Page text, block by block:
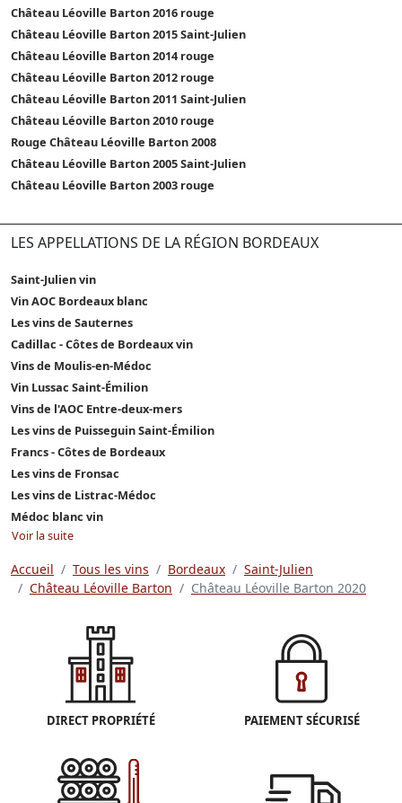
Château Léoville Barton 2016 rouge
Château Léoville Barton 2015 Saint-Julien
Château Léoville Barton 2014 rouge
Château Léoville Barton 2012 rouge
Château Léoville Barton 2011 Saint-Julien
Château Léoville Barton 2010 rouge
Rouge Château Léoville Barton 2008
Château Léoville Barton 2005 Saint-Julien
Château Léoville Barton 2003 rouge
LES APPELLATIONS DE LA RÉGION BORDEAUX
Saint-Julien vin
Vin AOC Bordeaux blanc
Les vins de Sauternes
Cadillac - Côtes de Bordeaux vin
Vins de Moulis-en-Médoc
Vin Lussac Saint-Émilion
Vins de l'AOC Entre-deux-mers
Les vins de Puisseguin Saint-Émilion
Francs - Côtes de Bordeaux
Les vins de Fronsac
Les vins de Listrac-Médoc
Médoc blanc vin
Voir la suite
Accueil Tous les vins Bordeaux
Saint-Julien
Château Léoville Barton
Château Léoville Barton 2020
DIRECT PROPRIÉTÉ PAIEMENT SÉCURISÉ